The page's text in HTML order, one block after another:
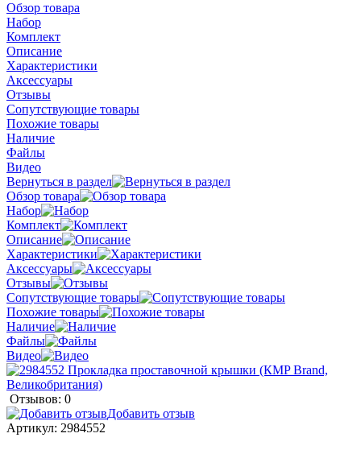
Обзор товара
Набор
Комплект
Описание
Характеристики
Аксессуары
Отзывы
Сопутствующие товары
Похожие товары
Наличие
Файлы
Видео
Вернуться в раздел
Обзор товара
Набор
Комплект
Описание
Характеристики
Аксессуары
Отзывы
Сопутствующие товары
Похожие товары
Наличие
Файлы
Видео
Отзывов: 0
Добавить отзыв
Артикул: 2984552